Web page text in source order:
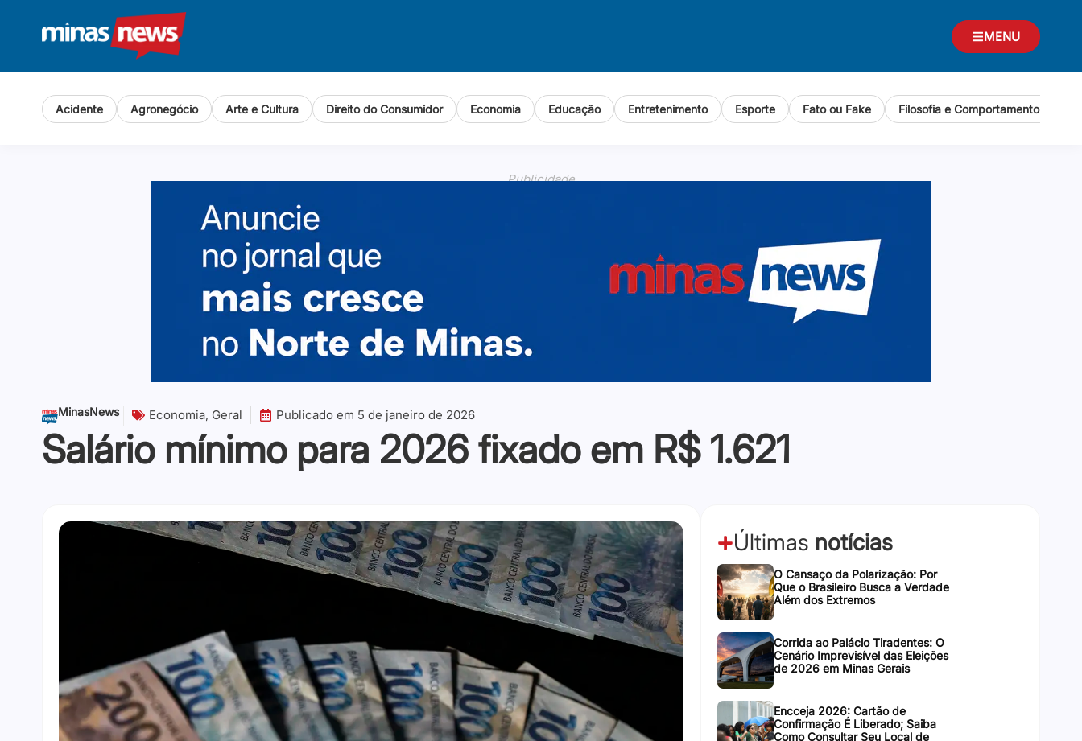
MENU
Acidente Agronegócio Arte e Cultura Direito do Consumidor Economia Educação Entretenimento Esporte Fato ou Fake Filosofia e Comportamento
Publicidade
MinasNews Economia, Geral Publicado em 5 de janeiro de 2026
Salário mínimo para 2026 fixado em R$ 1.621
Últimas notícias
O Cansaço da Polarização: Por
Que o Brasileiro Busca a Verdade
Além dos Extremos
Corrida ao Palácio Tiradentes: O
Cenário Imprevisível das Eleições
de 2026 em Minas Gerais
Encceja 2026: Cartão de
Confirmação É Liberado; Saiba
Como Consultar Seu Local de